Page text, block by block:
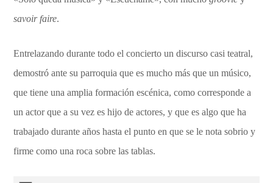
savoir faire.
Entrelazando durante todo el concierto un discurso casi teatral,
demostró ante su parroquia que es mucho más que un músico,
que tiene una amplia formación escénica, como corresponde a
un actor que a su vez es hijo de actores, y que es algo que ha
trabajado durante años hasta el punto en que se le nota sobrio y
firme como una roca sobre las tablas.